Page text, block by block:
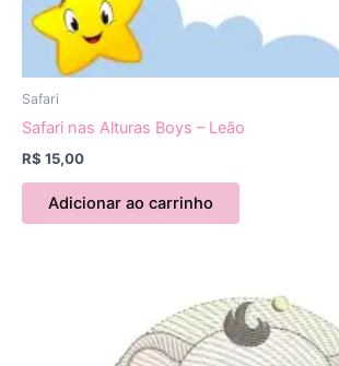
Safari
Safari nas Alturas Boys – Leão
R$ 15,00
Adicionar ao carrinho